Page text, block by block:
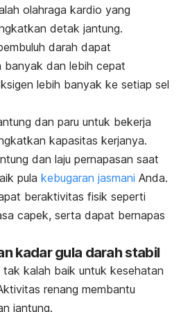
olahraga kardio yang
detak jantung.
darah dapat
banyak dan lebih cepat
lebih banyak ke setiap sel
dan paru untuk bekerja
kapasitas kerjanya.
dan laju pernapasan saat
pula kebugaran jasmani Anda.
beraktivitas fisik seperti
capek, serta dapat bernapas
kadar gula darah stabil
tak kalah baik untuk kesehatan
renang membantu
jantung.